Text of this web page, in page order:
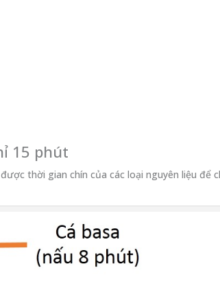
15 phút
thời gian chín của các loại nguyên liệu để